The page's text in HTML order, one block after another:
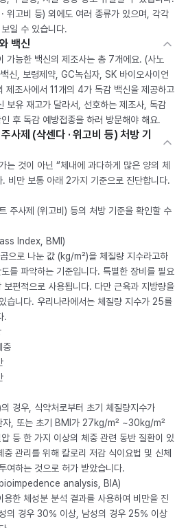
위고비 등) 외에도 여러 종류가 있으며, 각각
일 수 있습니다.
백신
가능한 백신의 제조사는 총 7개에요. (사노
신, 보령제약, GC녹십자, SK 바이오사이언
제조사에서 11개의 4가 독감 백신을 제공하고
보유 재고가 달라서, 선호하는 제조사, 독감
후 독감 예방접종을 하러 방문해야 해요.
사제 (삭센다 · 위고비 등) 처방 기
는 것이 아닌 “체내에 과다하게 많은 양의 체
. 비만 보통 아래 2가지 기준으로 진단합니다.
주사제 (위고비) 등의 처방 기준을 확인할 수
Index, BMI)
으로 나눈 값 (kg/m²)을 체질량 지수라고하
를 파악하는 기준입니다. 특별한 장비를 필요
보편적으로 사용됩니다. 다만 근육과 지방량을
습니다. 우리나라에서는 체질량 지수가 25를
.
경우, 식약처로부터 초기 체질량지수가
자, 또는 초기 BMI가 27kg/m² ~30kg/m²
등 한 가지 이상의 체중 관련 동반 질환이 있
관리를 위해 칼로리 저감 식이요법 및 신체
여하는 것으로 허가 받았습니다.
analysis, BIA)
용한 체성분 분석 결과를 사용하여 비만을 진
의 경우 30% 이상, 남성의 경우 25% 이상